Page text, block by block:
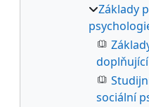
Základy
sociální